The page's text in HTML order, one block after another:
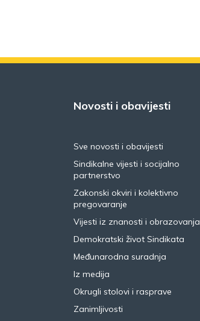
Novosti i obavijesti
Sve novosti i obavijesti
Sindikalne vijesti i socijalno
partnerstvo
Zakonski okviri i kolektivno
pregovaranje
Vijesti iz znanosti i obrazovanja
Demokratski život Sindikata
Međunarodna suradnja
Iz medija
Okrugli stolovi i rasprave
Zanimljivosti